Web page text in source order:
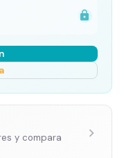
lock
y compara
chevron_right